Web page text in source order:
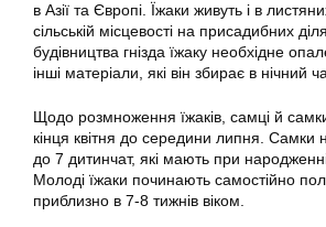
в Азії та Європі. Їжаки живуть і в
сільській місцевості на присадибних
будівництва гнізда їжаку необхідне
інші матеріали, які він збирає в нічний
Щодо розмноження їжаків, самці й
кінця квітня до середини липня. Самки
до 7 дитинчат, які мають при
Молоді їжаки починають самостійно
приблизно в 7-8 тижнів віком.